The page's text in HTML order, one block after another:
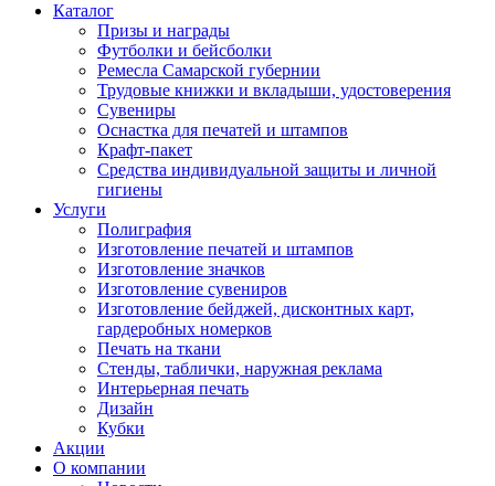
Каталог
Призы и награды
Футболки и бейсболки
Ремесла Самарской губернии
Трудовые книжки и вкладыши, удостоверения
Сувениры
Оснастка для печатей и штампов
Крафт-пакет
Средства индивидуальной защиты и личной
гигиены
Услуги
Полиграфия
Изготовление печатей и штампов
Изготовление значков
Изготовление сувениров
Изготовление бейджей, дисконтных карт,
гардеробных номерков
Печать на ткани
Стенды, таблички, наружная реклама
Интерьерная печать
Дизайн
Кубки
Акции
О компании